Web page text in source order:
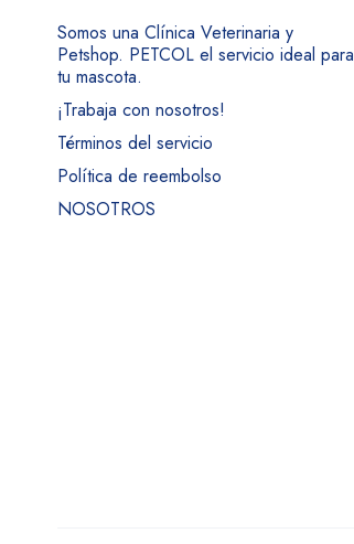
Somos una Clínica Veterinaria y
Petshop. PETCOL el servicio ideal para
tu mascota.
¡Trabaja con nosotros!
Términos del servicio
Política de reembolso
NOSOTROS